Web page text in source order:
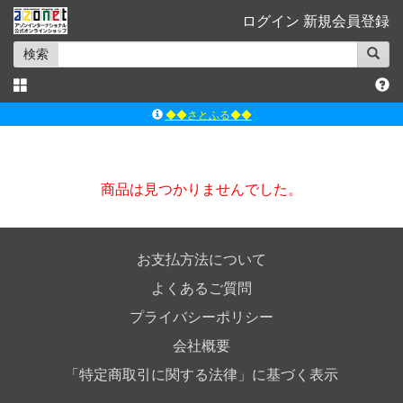
ログイン 新規会員登録
検索
◆◆さとふる◆◆
ｱｿﾞﾝｵﾝﾗｲﾝｼｮｯﾌﾟX
商品は見つかりませんでした。
お支払方法について
よくあるご質問
プライバシーポリシー
会社概要
「特定商取引に関する法律」に基づく表示